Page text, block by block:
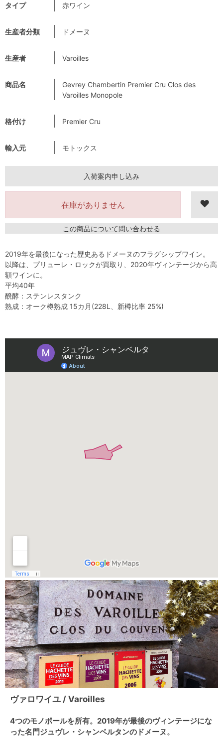
タイプ 赤ワイン
生産者分類 ドメーヌ
生産者 Varoilles
商品名
Gevrey Chambertin Premier Cru Clos des
Varoilles Monopole
格付け Premier Cru
輸入元 モトックス
入荷案内申し込み
在庫がありません
この商品について問い合わせる
2019年を最後になった歴史あるドメーヌのフラグシップワイン。
以降は、プリューレ・ロックが買取り、2020年ヴィンテージから高
額ワインに。
平均40年
醗酵：ステンレスタンク
熟成：オーク樽熟成 15カ月(228L、新樽比率 25%)
ヴァロワイユ / Varoilles
4つのモノポールを所有。2019年が最後のヴィンテージにな
った名門ジュヴレ・シャンベルタンのドメーヌ。